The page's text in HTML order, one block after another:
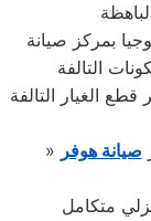
بمركز صيانة
التالفة
قطع الغيار التالفة
صيانة هوفر
متكامل